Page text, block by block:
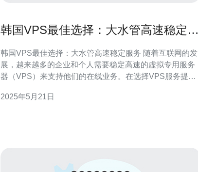
韩国VPS最佳选择：大水管高速稳定服
韩国VPS最佳选择：大水管高速稳定服务 随着互联网的发
展，越来越多的企业和个人需要稳定高速的虚拟专用服务
器（VPS）来支持他们的在线业务。在选择VPS服务提供
洲地区拥有得天独厚的网络优势，速度快、稳定性高。特
2025年5月21日